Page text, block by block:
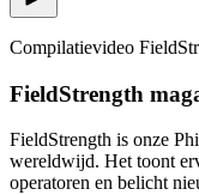
Compilatievideo
FieldStrength
FieldStrength is onze
wereldwijd. Het toont
operatoren en belicht